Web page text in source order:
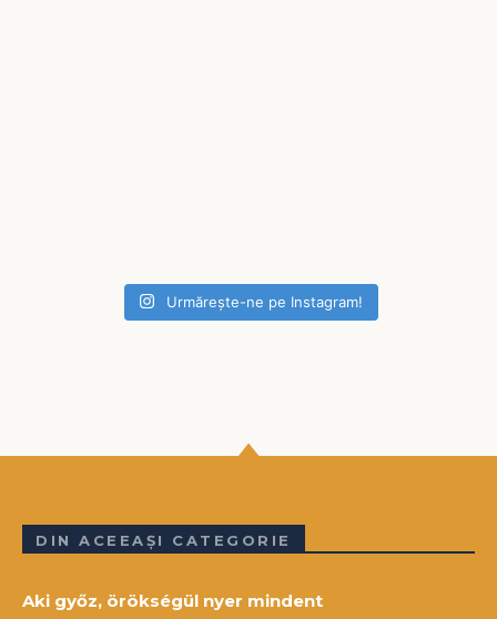
Urmărește-ne pe Instagram!
DIN ACEEAȘI CATEGORIE
Aki győz, örökségül nyer mindent